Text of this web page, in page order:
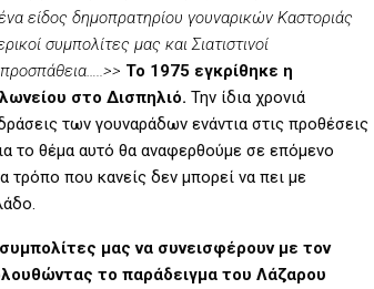
είδος δημοπρατηρίου γουναρικών Καστοριάς
συμπολίτες μας και Σιατιστινοί
Το 1975 εγκρίθηκε η
στο Δισπηλιό. Την ίδια χρονιά
των γουναράδων ενάντια στις προθέσεις
το θέμα αυτό θα αναφερθούμε σε επόμενο
τρόπο που κανείς δεν μπορεί να πει με
μας να συνεισφέρουν με τον
το παράδειγμα του Λάζαρου